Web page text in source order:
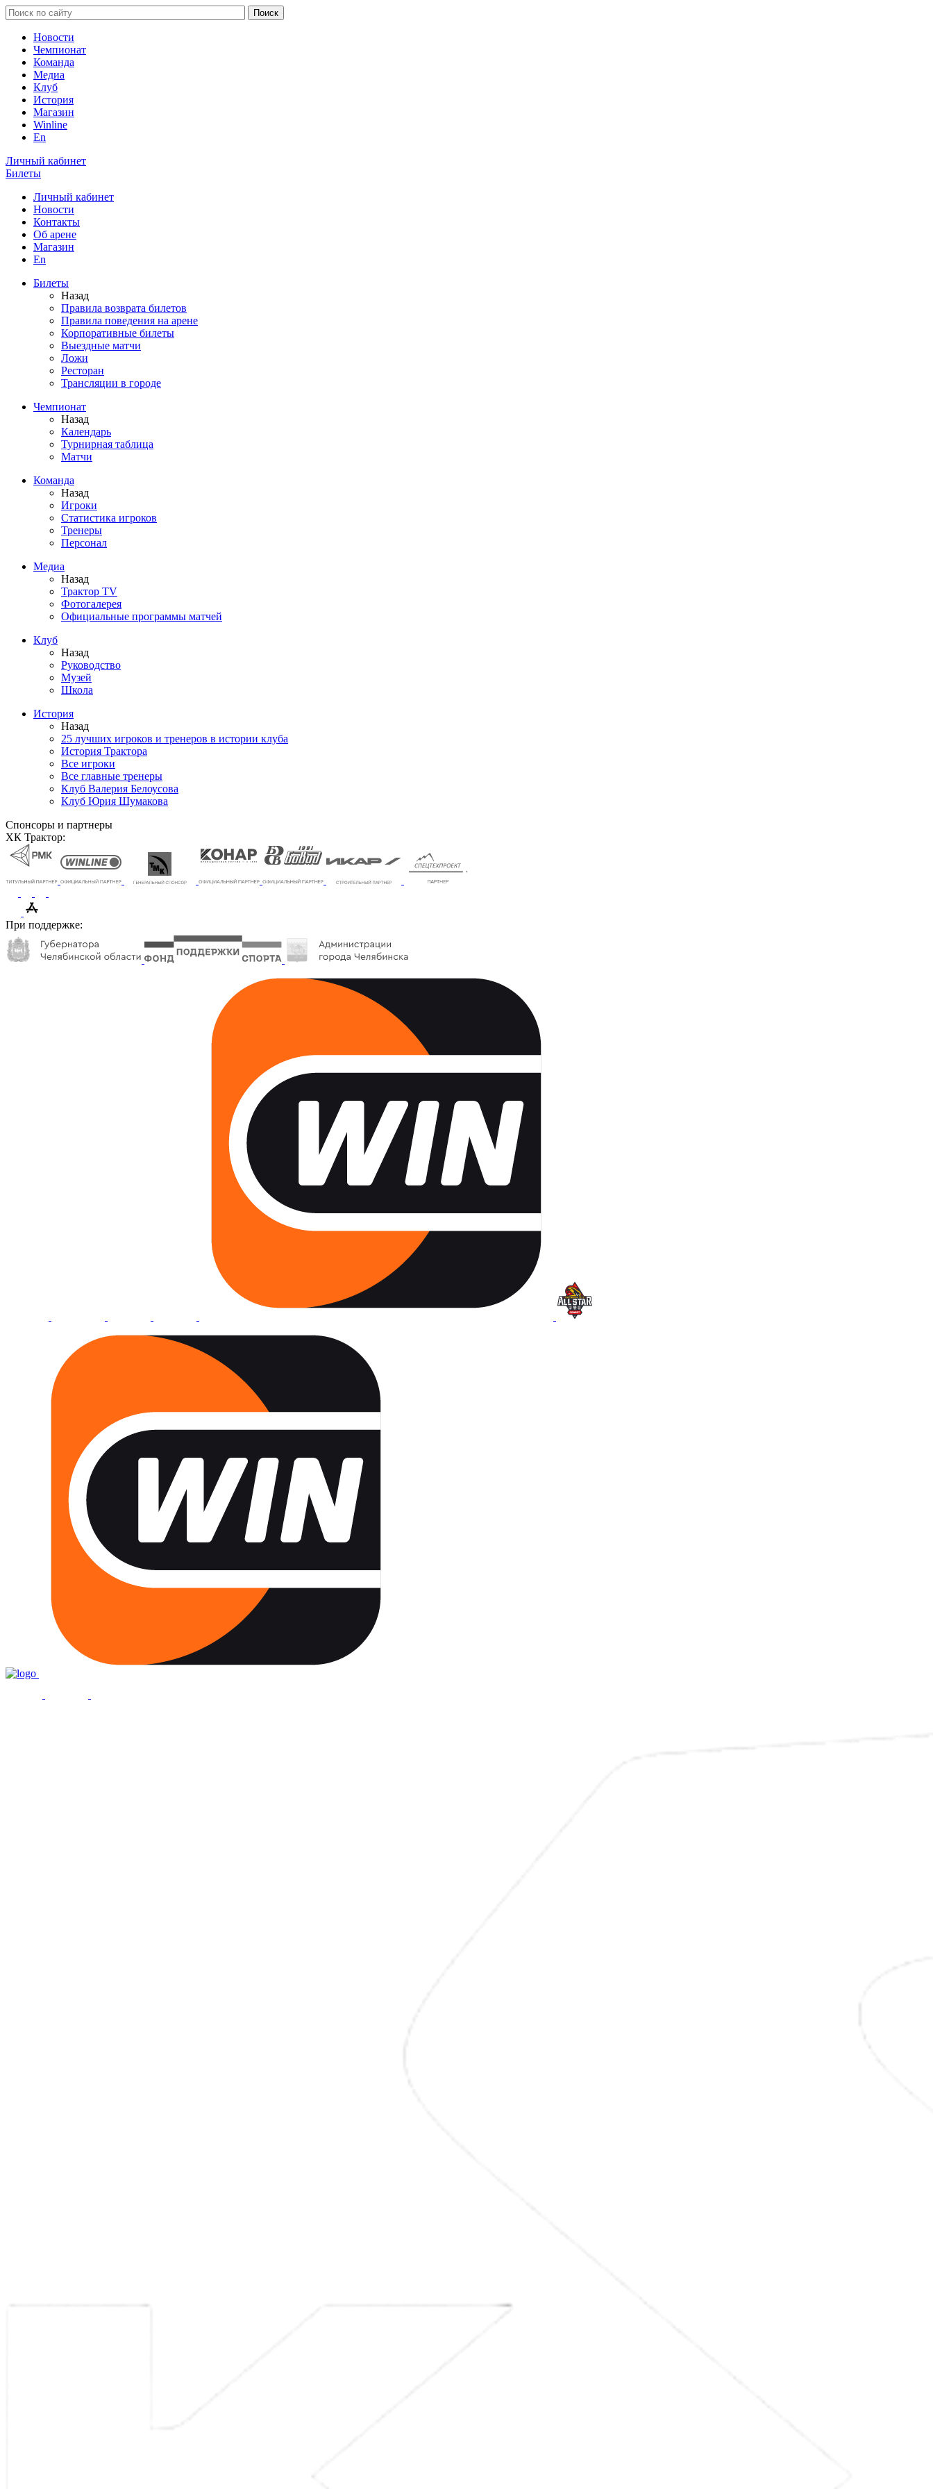
Новости
Чемпионат
Команда
Медиа
Клуб
История
Магазин
Winline
En
Личный кабинет
Билеты
Личный кабинет
Новости
Контакты
Об арене
Магазин
En
Билеты
Назад
Правила возврата билетов
Правила поведения на арене
Корпоративные билеты
Выездные матчи
Ложи
Ресторан
Трансляции в городе
Чемпионат
Назад
Календарь
Турнирная таблица
Матчи
Команда
Назад
Игроки
Статистика игроков
Тренеры
Персонал
Медиа
Назад
Трактор TV
Фотогалерея
Официальные программы матчей
Клуб
Назад
Руководство
Музей
Школа
История
Назад
25 лучших игроков и тренеров в истории клуба
История Трактора
Все игроки
Все главные тренеры
Клуб Валерия Белоусова
Клуб Юрия Шумакова
Спонсоры и партнеры
ХК Трактор:
При поддержке: